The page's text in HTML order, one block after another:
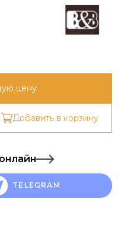
цену
Добавить в корзину
TELEGRAM